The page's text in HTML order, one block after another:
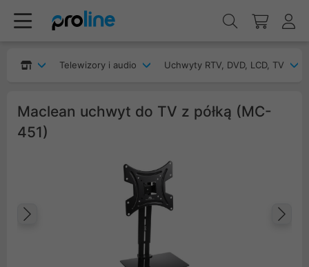
Telewizory i audio Uchwyty RTV, DVD, LCD, TV
Maclean uchwyt do TV z półką (MC-
451)